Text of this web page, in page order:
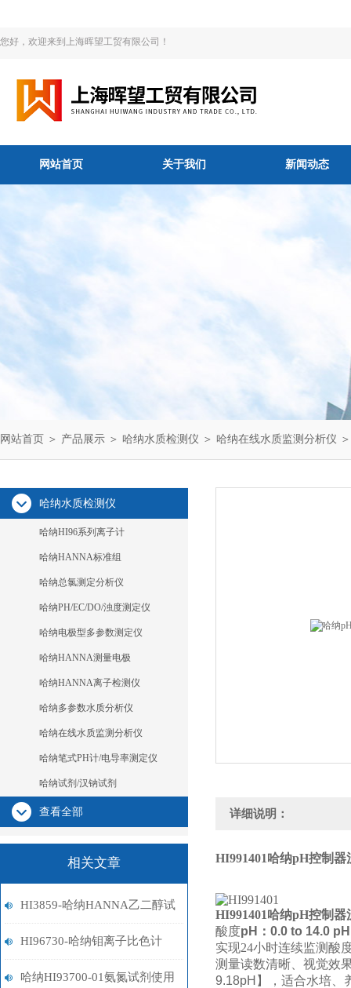
您好，欢迎来到上海晖望工贸有限公司！
网站首页 关于我们 新闻动态
网站首页 ＞ 产品展示 ＞ 哈纳水质检测仪 ＞ 哈纳在线水质监测分析仪
哈纳水质检测仪
哈纳HI96系列离子计
哈纳HANNA标准组
哈纳总氯测定分析仪
哈纳PH/EC/DO/浊度测定仪
哈纳电极型多参数测定仪
哈纳HANNA测量电极
哈纳HANNA离子检测仪
哈纳多参数水质分析仪
哈纳在线水质监测分析仪
哈纳笔式PH计/电导率测定仪
哈纳试剂/汉钠试剂
查看全部
相关文章
HI3859-哈纳HANNA乙二醇试
剂盒
HI96730-哈纳钼离子比色计
哈纳HI93700-01氨氮试剂使用
详细说明：
HI991401哈纳pH控制器
HI991401哈纳pH控制器
酸度pH： 0.0 to 14.0
实现24小时连续监测酸
测量读数清晰、视觉效
9.18pH 】，适合水培、